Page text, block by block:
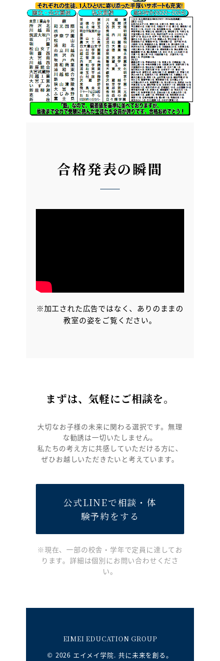
合格発表の瞬間
※加工された広告ではなく、ありのままの
教室の姿をご覧ください。
まずは、気軽にご相談を。
大切なお子様の未来に関わる選択です。無理
な勧誘は一切いたしません。
私たちの考え方に共感していただける方に、
ぜひお越しいただきたいと考えています。
公式LINEで相談・体
験予約をする
※現在、一部の校舎・学年で定員に達してお
ります。詳細は個別にお問い合わせくださ
い。
EIMEI EDUCATION GROUP
© 2026 エイメイ学院. 共に未来を創る。